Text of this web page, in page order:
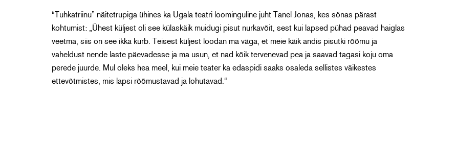
“Tuhkatriinu” näitetrupiga ühines ka Ugala teatri loominguline juht Tanel Jonas, kes sõnas pärast
kohtumist: „Ühest küljest oli see külaskäik muidugi pisut nurkavõit, sest kui lapsed pühad peavad haiglas
veetma, siis on see ikka kurb. Teisest küljest loodan ma väga, et meie käik andis pisutki rõõmu ja
vaheldust nende laste päevadesse ja ma usun, et nad kõik tervenevad pea ja saavad tagasi koju oma
perede juurde. Mul oleks hea meel, kui meie teater ka edaspidi saaks osaleda sellistes väikestes
ettevõtmistes, mis lapsi rõõmustavad ja lohutavad.“